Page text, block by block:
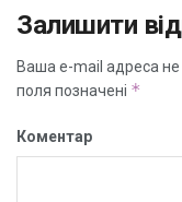
Залишити
Ваша e-mail адреса
поля позначені *
Коментар